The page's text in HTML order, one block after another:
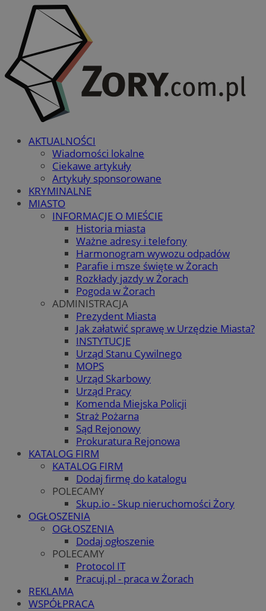
AKTUALNOŚCI
Wiadomości lokalne
Ciekawe artykuły
Artykuły sponsorowane
KRYMINALNE
MIASTO
INFORMACJE O MIEŚCIE
Historia miasta
Ważne adresy i telefony
Harmonogram wywozu odpadów
Parafie i msze święte w Żorach
Rozkłady jazdy w Żorach
Pogoda w Żorach
ADMINISTRACJA
Prezydent Miasta
Jak załatwić sprawę w Urzędzie Miasta?
INSTYTUCJE
Urząd Stanu Cywilnego
MOPS
Urząd Skarbowy
Urząd Pracy
Komenda Miejska Policji
Straż Pożarna
Sąd Rejonowy
Prokuratura Rejonowa
KATALOG FIRM
KATALOG FIRM
Dodaj firmę do katalogu
POLECAMY
Skup.io - Skup nieruchomości Żory
OGŁOSZENIA
OGŁOSZENIA
Dodaj ogłoszenie
POLECAMY
Protocol IT
Pracuj.pl - praca w Żorach
REKLAMA
WSPÓŁPRACA